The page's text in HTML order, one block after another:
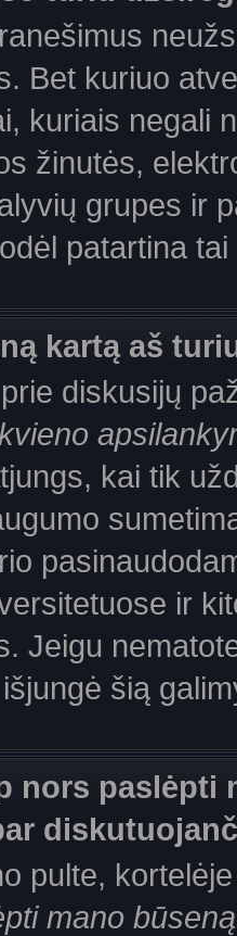
Bet kuriuo
kuriais negali
žinutės,
grupes ir
patartina
kartą aš
diskusijų
kai tik
ir
Jeigu
šią
nors paslėpti
pulte,
mano būseną